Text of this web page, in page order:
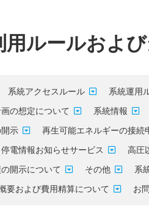
イベント・スポーツ・CM ニュ
用ルールおよ
系統アクセスルール 系統運用
の想定について
系統情報
示
再生可能エネルギーの接続
電情報お知らせサービス
高圧
開示について
その他
系
要および費用精算について
お